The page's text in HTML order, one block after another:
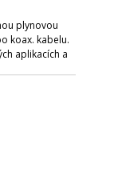
plynovou
koax. kabelu.
aplikacích a